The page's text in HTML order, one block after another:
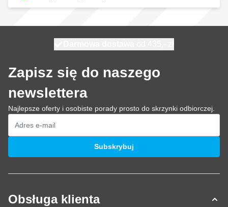
Zapisz się do naszego
newslettera
Najlepsze oferty i osobiste porady prosto do skrzynki odbiorczej.
Adres e-mail
Subskrybuj
Obsługa klienta